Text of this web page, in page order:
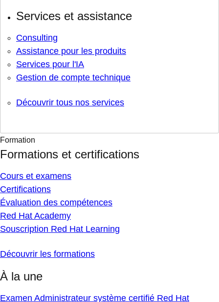
Services et assistance
Consulting
Assistance pour les produits
Services pour l'IA
Gestion de compte technique
Découvrir tous nos services
Formation
Formations et certifications
Cours et examens
Certifications
Évaluation des compétences
Red Hat Academy
Souscription Red Hat Learning
Découvrir les formations
À la une
Examen Administrateur système certifié Red Hat